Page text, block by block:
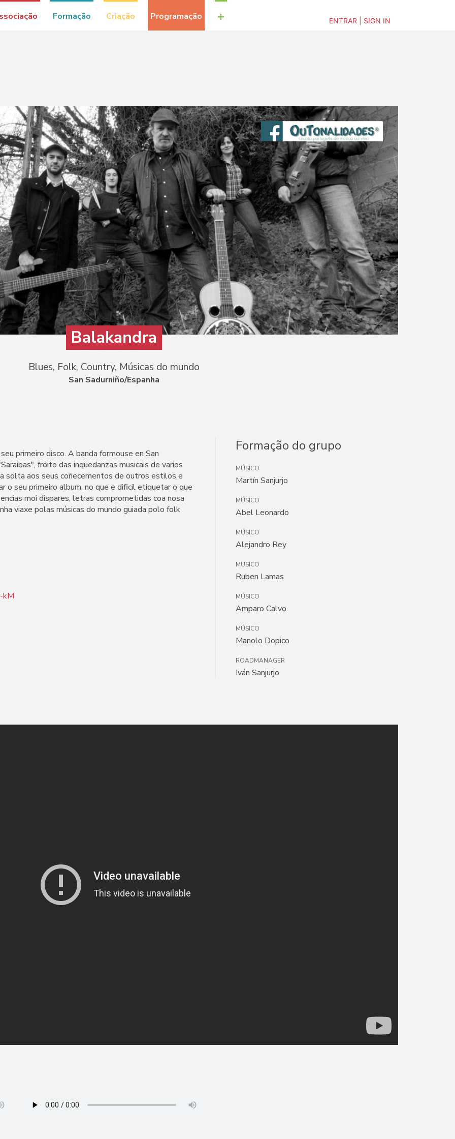
Formação Criação Programação + ENTRAR | SIGN IN
Balakandra
Blues, Folk, Country, Músicas do mundo
San Sadurniño/Espanha
primeiro disco. A banda formouse en San
froito das inquedanzas musicais de varios
solta aos seus coñecementos de outros estilos e
o seu primeiro album, no que e dificil etiquetar o que
moi dispares, letras comprometidas coa nosa
viaxe polas músicas do mundo guiada polo folk
kM
Formação do grupo
MÚSICO
Martín Sanjurjo
MÚSICO
Abel Leonardo
MÚSICO
Alejandro Rey
MUSICO
Ruben Lamas
MÚSICO
Amparo Calvo
MÚSICO
Manolo Dopico
ROADMANAGER
Iván Sanjurjo